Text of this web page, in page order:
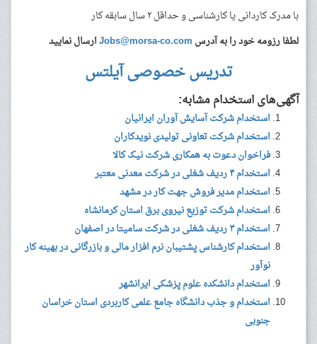
با مدرک کاردانی یا کارشناسی و حداقل ۲ سال سابقه کار
لطفا رزومه خود را به آدرس Jobs@morsa-co.comارسال نمایید
تدریس خصوصی آیلتس
آگهی‌های استخدام مشابه:
استخدام شرکت آسایش آوران ایرانیان
استخدام شرکت تعاونی تولیدی نویدکاران
فراخوان دعوت به همکاری شرکت نیک کالا
استخدام ۴ ردیف شغلی در شرکت معدنی معتبر
استخدام مدیر فروش جهت کار در مشهد
استخدام شرکت توزیع نیروی برق استان کرمانشاه
استخدام ۳ ردیف شغلی در شرکت سامیتا در اصفهان
استخدام کارشناس پشتیبان نرم افزار مالی و بازرگانی در بهینه کار
نوآور
استخدام دانشکده علوم پزشکی ایرانشهر
استخدام و جذب دانشگاه جامع علمی کاربردی استان خراسان
جنوبی